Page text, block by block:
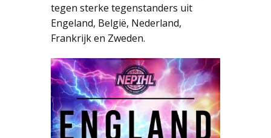
tegen sterke tegenstanders uit
Engeland, België, Nederland,
Frankrijk en Zweden.